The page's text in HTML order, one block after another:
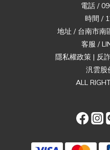
電話 /
時間 /
地址 / 台南市南
客服 /
隱私權政策 | 反
汎雲股
ALL